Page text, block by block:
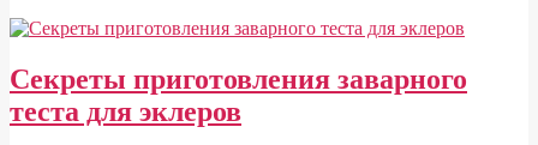
Секреты приготовления заварного
теста для эклеров